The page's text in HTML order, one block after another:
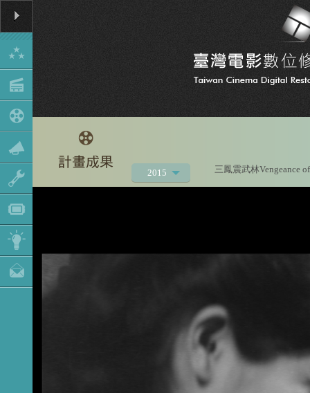
2015
三鳳震武林Vengeance